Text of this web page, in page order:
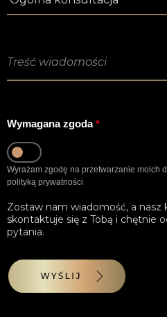
Wymagana zgoda*
Wyrażam zgodę na przetwarzanie moich
polityką prywatności
Zostaw nam wiadomość, a nasz
skontaktuje się z Tobą i chętnie
pytania.
WYŚLIJ